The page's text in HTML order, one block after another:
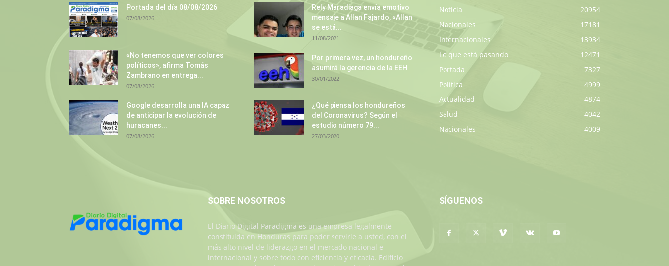
Portada del día 08/08/2026
07/08/2026
«No tenemos que ver colores
políticos», afirma Tomás
Zambrano en entrega...
07/08/2026
Google desarrolla una IA capaz
de anticipar la evolución de
huracanes...
07/08/2026
Rely Maradiaga envía emotivo
mensaje a Allan Fajardo, «Allan
se está...
11/08/2021
Por primera vez, un hondureño
asumirá la gerencia de la EEH
30/01/2022
¿Qué piensa los hondureños
del Coronavirus? Según el
estudio número 79...
27/03/2020
Noticia
20954
Nacionales
17181
Internacionales
13934
Lo que está pasando
12471
Portada
7327
Política
4999
Actualidad
4874
Salud
4042
Nacionales
4009
SOBRE NOSOTROS
El Diario Digital Paradigma es una empresa legalmente
constituida en Honduras para poder servirle a usted, con el
más alto nivel de liderazgo en el mercado nacional e
internacional y sobre todo con eficiencia y eficacia. Edificio
SÍGUENOS